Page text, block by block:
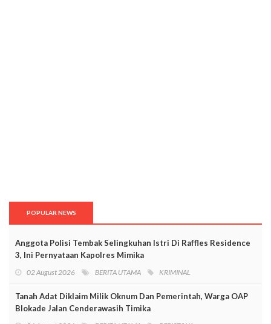
POPULAR NEWS
Anggota Polisi Tembak Selingkuhan Istri Di Raffles Residence
3, Ini Pernyataan Kapolres Mimika
02 August 2026 BERITA UTAMA KRIMINAL
Tanah Adat Diklaim Milik Oknum Dan Pemerintah, Warga OAP
Blokade Jalan Cenderawasih Timika